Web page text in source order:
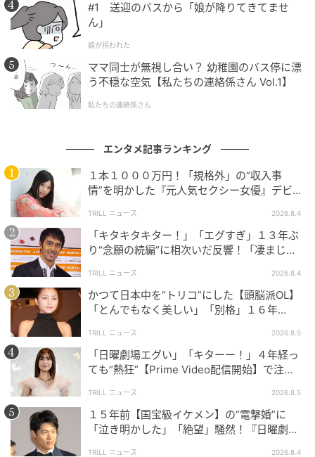
授業中にもかかわらず教室に乗り込み、担任の野口恵
美子（紺野まひる
相手の子供も休ませろ」と迫り、さらには学級閉鎖ま
で要求してきます。
攻撃はそれだけにとどまりません。深夜まで担任の携
中の保護者にメールでばらまきます。そして極めつけ
は、夫・英二（
便でした。鈴木重明校長（卜字たかお）らも巻き込ま
れ、次から次へと繰り出される攻撃に樹季たち教育委
員会の面々は対応に追われます。
SNSでも「モンペの極み」「先生って本当に大変な仕
事だな」「見てるだけで怒りが…
」と、画面の向こう
側に怒りをぶつける声が多く寄せられました。
モンスター化の裏に潜むもう一つの真実
しかし本作が秀逸なのは、好子をただの“モンスタ
ー”として一方的に描かなかったところにあります。物
語が進むにつれて、彼女がここまで暴走するに至っ
た“きっかけ”が、徐々に浮かび上がってくるのです。
#1 送迎のバスから「娘が降りてきてませ
ん」
娘が拐われた
ママ同士が無視し合い？ 幼稚園のバス停に漂
う不穏な空気【私たちの連絡係さん Vol.1】
私たちの連絡係さん
エンタメ記事ランキング
１本１０００万円！「規格外」の“収入事
情”を明かした『元人気セクシー女優』デビュ
TRILL ニュース 2026.8.4
「キタキタキター！」「エグすぎ」１３年ぶ
り“念願の続編”に相次いだ反響！「凄まじく
TRILL ニュース 2026.8.4
かつて日本中を“トリコ”にした【頭脳派OL】
「とんでもなく美しい」「別格」１６年
TRILL ニュース 2026.8.5
「日曜劇場エグい」「キターー！」４年経っ
ても“熱狂”【Prime Video配信開始】で注
TRILL ニュース 2026.8.5
１５年前【国宝級イケメン】の“電撃婚”に
「泣き明かした」「絶望」騒然！『日曜劇
TRILL ニュース 2026.8.4